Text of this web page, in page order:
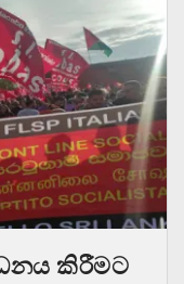
කිරීමට